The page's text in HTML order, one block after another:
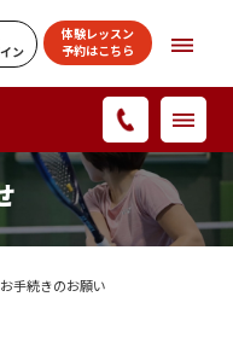
ン
体験レッスン
予約はこちら
手続きのお願い